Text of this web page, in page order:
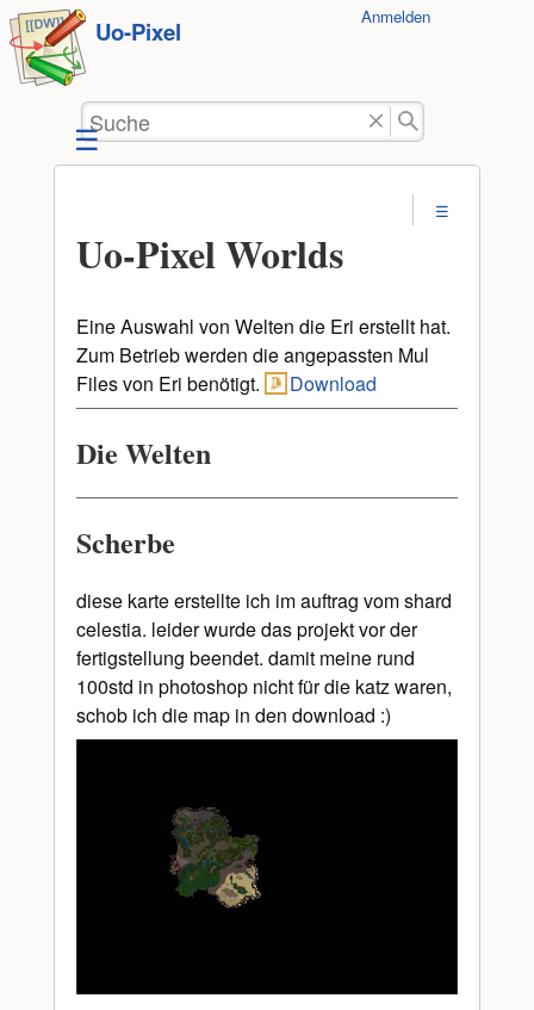
zum
Inhalt
springen
Uo-Pixel Anmelden
Suche
Uo-Pixel Worlds
Eine Auswahl von Welten die Eri erstellt hat.
Zum Betrieb werden die angepassten Mul
Files von Eri benötigt.
Download
Die Welten
Scherbe
diese karte erstellte ich im auftrag vom shard
celestia. leider wurde das projekt vor der
fertigstellung beendet. damit meine rund
100std in photoshop nicht für die katz waren,
schob ich die map in den download :)